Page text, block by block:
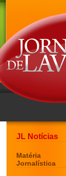
JL Notícias
Matéria
Jornalística